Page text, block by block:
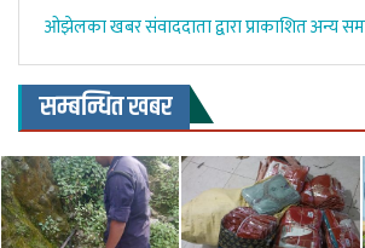
ओझेलका खबर संवाददाता द्वारा प्राकाशित अन्य
सम्बन्धित खबर